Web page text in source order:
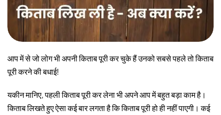
आप में से जो लोग भी अपनी किताब पूरी कर चुके हैं उनको सबसे पहले तो किताब
पूरी करने की बधाई!
यकीन मानिए, पहली किताब पूरी कर लेना भी अपने आप में बहुत बड़ा काम है।
किताब लिखते हुए ऐसा कई बार लगता है कि किताब पूरी हो ही नहीं पाएगी। कई